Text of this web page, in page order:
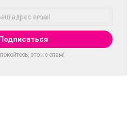
это не спам!